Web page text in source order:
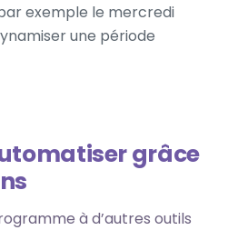
exemple le mercredi
une période
grâce
à d’autres outils